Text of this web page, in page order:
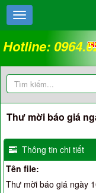
Hotline:
18008262
Thư mời báo giá
Thông tin chi tiết
Tên file:
Thư mời báo giá ngày